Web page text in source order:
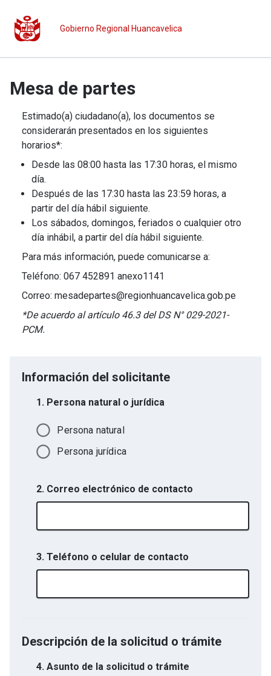
Gobierno Regional Huancavelica
Mesa de partes
Estimado(a) ciudadano(a), los documentos se
considerarán presentados en los siguientes
horarios*:
Desde las 08:00 hasta las 17:30 horas, el mismo
día.
Después de las 17:30 hasta las 23:59 horas, a
partir del día hábil siguiente.
Los sábados, domingos, feriados o cualquier otro
día inhábil, a partir del día hábil siguiente.
Para más información, puede comunicarse a:
Teléfono: 067 452891 anexo1141
Correo: mesadepartes@regionhuancavelica.gob.pe
*De acuerdo al artículo 46.3 del DS N° 029-2021-
PCM.
Información del solicitante
1. Persona natural o jurídica
Persona natural
Persona jurídica
2. Correo electrónico de contacto
3. Teléfono o celular de contacto
Descripción de la solicitud o trámite
4. Asunto de la solicitud o trámite